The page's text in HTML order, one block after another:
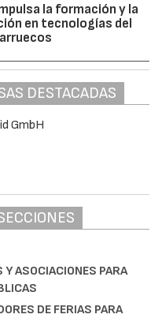
la formación y la
en tecnologías del
DESTACADAS
Y ASOCIACIONES PARA
DE FERIAS PARA